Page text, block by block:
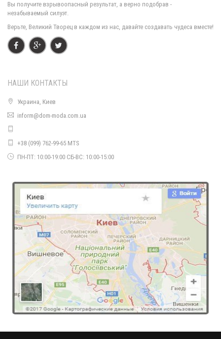
Короткая искусственная шуба большого размера
Короткая белая шуба из искусственного меха
2060.00грн.
Вы получите взрывоопасный результат, а верно подобрав -
незабываемый силуэт.
Верьте, Великий Творец в каждом из нас, давайте создавать чудеса вместе!
НАШИ КОНТАКТЫ
Украина, Киев
inform@dom-moda.com.ua
+38 (099) 762-99-65 MTS
ПН-ПТ: 10:00-19:00 СБ-ВС: 10:00-15:00